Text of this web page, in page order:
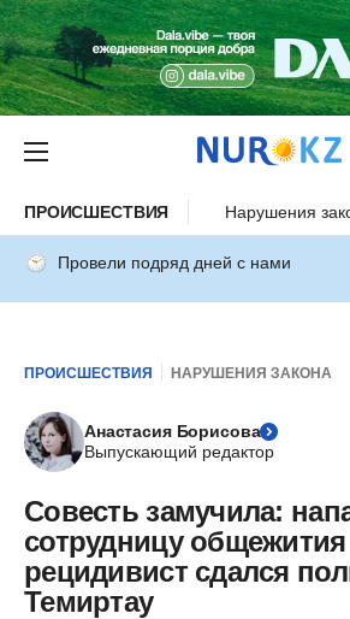
ПРОИСШЕСТВИЯ Нарушения
Провели подряд дней с нами
ПРОИСШЕСТВИЯ НАРУШЕНИЯ ЗАКОНА
Анастасия Борисова
Выпускающий редактор
Совесть замучила:
сотрудницу общежития
рецидивист сдался
Темиртау